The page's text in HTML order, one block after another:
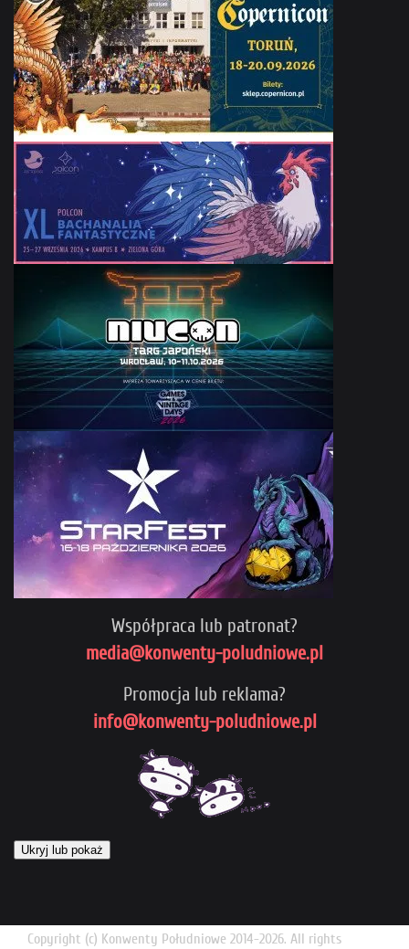
Współpraca lub patronat?
media@konwenty-poludniowe.pl
Promocja lub reklama?
info@konwenty-poludniowe.pl
Ukryj lub pokaż
Copyright (c) Konwenty Południowe 2014-2026. All rights